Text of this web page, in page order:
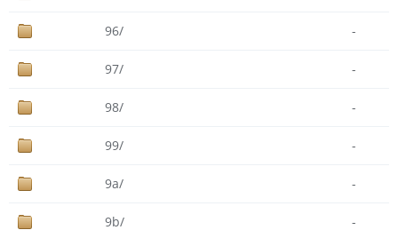
96/ -
97/ -
98/ -
99/ -
9a/ -
9b/ -